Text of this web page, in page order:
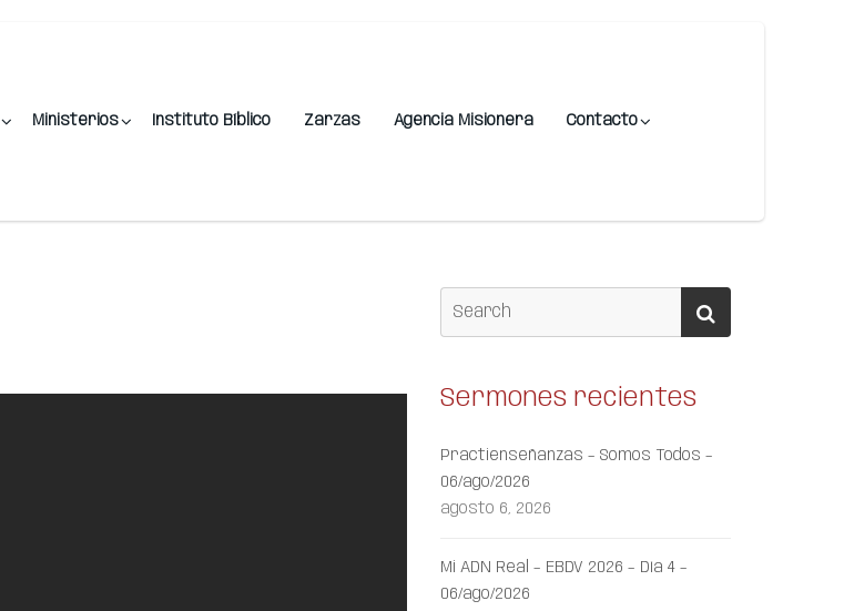
Ministerios Instituto Bíblico Zarzas Agencia Misionera Contacto
Sermones recientes
Practienseñanzas – Somos Todos –
06/ago/2026
agosto 6, 2026
Mi ADN Real – EBDV 2026 – Día 4 –
06/ago/2026